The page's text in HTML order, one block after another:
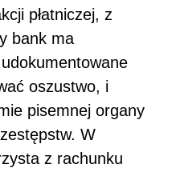
płatniczej, z
bank ma
oszustwo, i
pisemnej organy
W
z rachunku